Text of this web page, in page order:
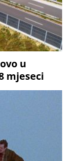
u
mjeseci